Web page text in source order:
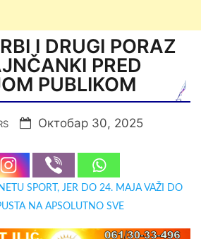
I DRUGI PORAZ
PRED
PUBLIKOM
Октобар 30, 2025
SPORT, JER DO 24. MAJA VAŽI DO
NA APSOLUTNO SVE